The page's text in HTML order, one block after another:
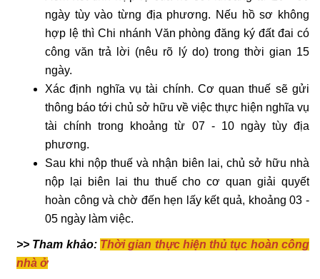
ngày tùy vào từng địa phương. Nếu hồ sơ không
hợp lệ thì Chi nhánh Văn phòng đăng ký đất đai có
công văn trả lời (nêu rõ lý do) trong thời gian 15
ngày.
Xác định nghĩa vụ tài chính. Cơ quan thuế sẽ gửi
thông báo tới chủ sở hữu về việc thực hiện nghĩa vụ
tài chính trong khoảng từ 07 - 10 ngày tùy địa
phương.
Sau khi nộp thuế và nhận biên lai, chủ sở hữu nhà
nộp lại biên lai thu thuế cho cơ quan giải quyết
hoàn công và chờ đến hẹn lấy kết quả, khoảng 03 -
05 ngày làm việc.
>> Tham khảo: Thời gian thực hiện thủ tục hoàn công
nhà ở